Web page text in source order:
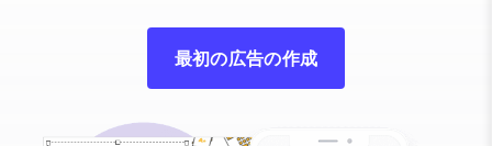
最初の広告の作成